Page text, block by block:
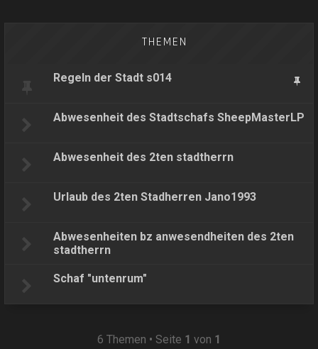
THEMEN
Regeln der Stadt s014
Abwesenheit des Stadtschafs SheepMasterLP
Abwesenheit des 2ten stadtherrn
Urlaub des 2ten Stadherren Jano1993
Abwesenheiten bz anwesendheiten des 2ten
stadtherrn
Schaf "untenrum"
6 Themen • Seite 1 von 1